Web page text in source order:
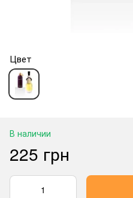
Цвет
В наличии
225 грн